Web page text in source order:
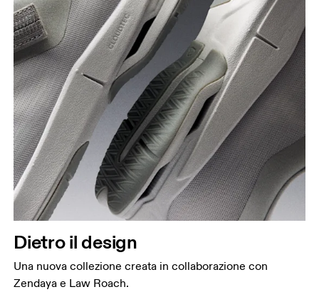
Dietro il design
Una nuova collezione creata in collaborazione con
Zendaya e Law Roach.